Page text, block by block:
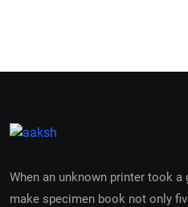
When an unknown printer took
make specimen book not only